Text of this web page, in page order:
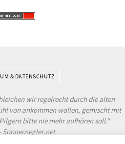
& DATENSCHUTZ
wir regelrecht durch die alten
von ankommen wollen, gemischt mit
bitte nie mehr aufhören soll."
Sonnensegler.net